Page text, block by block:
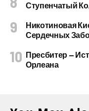
Ступенчатый
Никотиновая
Сердечных
Пресбитер —
Орлеана